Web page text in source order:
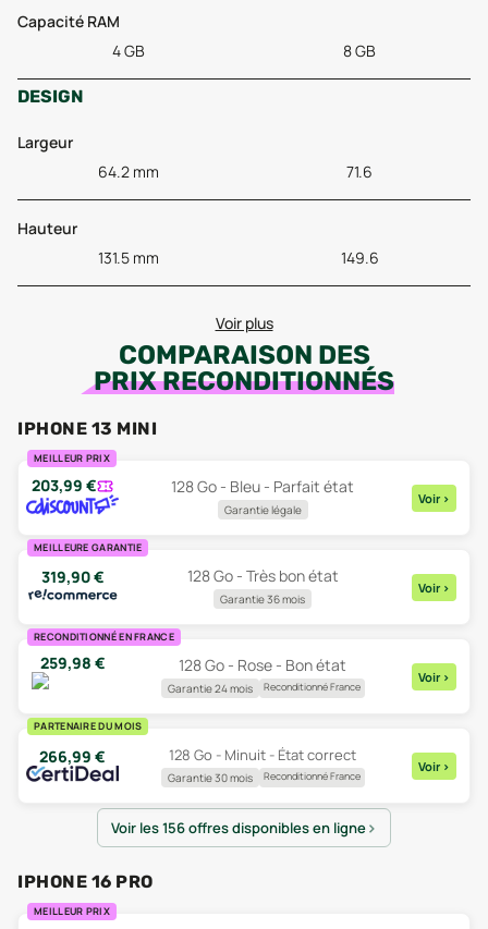
Capacité RAM
4 GB
8 GB
DESIGN
Largeur
64.2 mm
71.6
Hauteur
131.5 mm
149.6
Voir plus
COMPARAISON DES
PRIX RECONDITIONNÉS
IPHONE 13 MINI
MEILLEUR PRIX
203,99 € 128 Go - Bleu - Parfait état
Garantie légale
Voir >
MEILLEURE GARANTIE
319,90€ 128 Go - Très bon état
Garantie 36 mois
Voir >
RECONDITIONNÉ EN FRANCE
259,98 € 128 Go - Rose - Bon état
Garantie 24 mois Reconditionné France
Voir >
PARTENAIRE DU MOIS
266,99 € 128 Go - Minuit - État correct
Garantie 30 mois Reconditionné France
Voir >
Voir les 156 offres disponibles en ligne
IPHONE 16 PRO
MEILLEUR PRIX